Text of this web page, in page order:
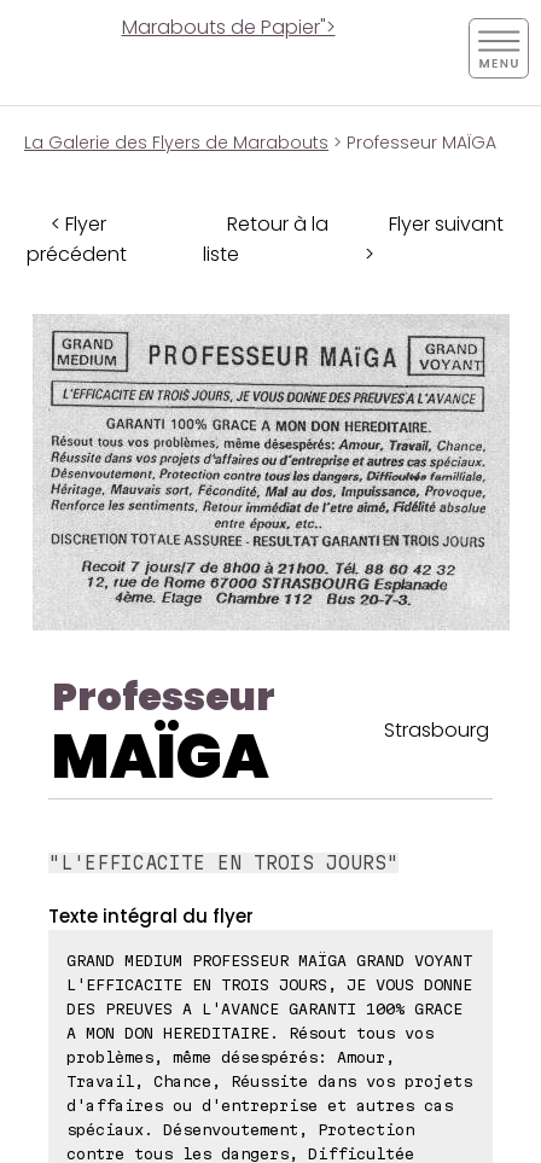
Marabouts de Papier">
La Galerie des Flyers de Marabouts > Professeur MAÏGA
< Flyer
précédent
Retour à la
liste
Flyer suivant
>
Professeur
MAÏGA Strasbourg
"L'EFFICACITE EN TROIS JOURS"
Texte intégral du flyer
GRAND MEDIUM PROFESSEUR MAÏGA GRAND VOYANT
L'EFFICACITE EN TROIS JOURS, JE VOUS DONNE
DES PREUVES A L'AVANCE GARANTI 100% GRACE
A MON DON HEREDITAIRE. Résout tous vos
problèmes, même désespérés: Amour,
Travail, Chance, Réussite dans vos projets
d'affaires ou d'entreprise et autres cas
spéciaux. Désenvoutement, Protection
contre tous les dangers, Difficultée